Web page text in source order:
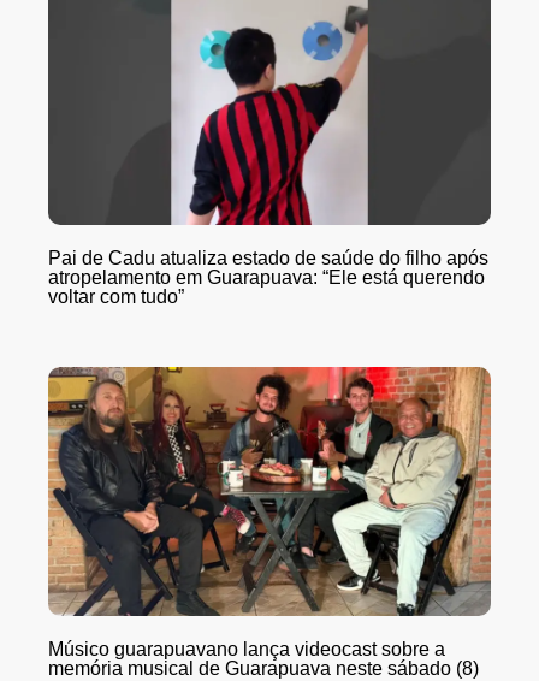
Pai de Cadu atualiza estado de saúde do filho após
atropelamento em Guarapuava: “Ele está querendo
voltar com tudo”
Músico guarapuavano lança videocast sobre a
memória musical de Guarapuava neste sábado (8)